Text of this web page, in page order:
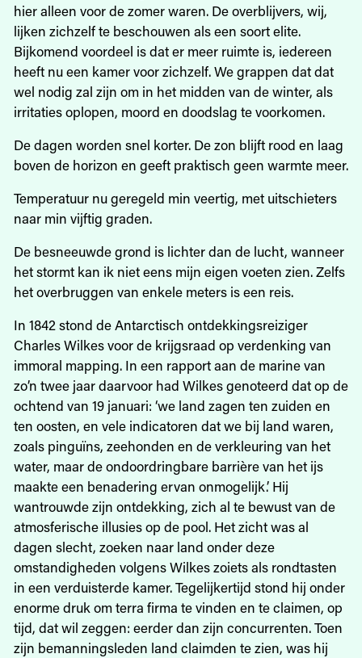
hier alleen voor de zomer waren. De overblijvers, wij,
lijken zichzelf te beschouwen als een soort elite.
Bijkomend voordeel is dat er meer ruimte is, iedereen
heeft nu een kamer voor zichzelf. We grappen dat dat
wel nodig zal zijn om in het midden van de winter, als
irritaties oplopen, moord en doodslag te voorkomen.
De dagen worden snel korter. De zon blijft rood en laag
boven de horizon en geeft praktisch geen warmte meer.
Temperatuur nu geregeld min veertig, met uitschieters
naar min vijftig graden.
De besneeuwde grond is lichter dan de lucht, wanneer
het stormt kan ik niet eens mijn eigen voeten zien. Zelfs
het overbruggen van enkele meters is een reis.
In 1842 stond de Antarctisch ontdekkingsreiziger
Charles Wilkes voor de krijgsraad op verdenking van
immoral mapping. In een rapport aan de marine van
zo’n twee jaar daarvoor had Wilkes genoteerd dat op de
ochtend van 19 januari: ‘we land zagen ten zuiden en
ten oosten, en vele indicatoren dat we bij land waren,
zoals pinguïns, zeehonden en de verkleuring van het
water, maar de ondoordringbare barrière van het ijs
maakte een benadering ervan onmogelijk.’ Hij
wantrouwde zijn ontdekking, zich al te bewust van de
atmosferische illusies op de pool. Het zicht was al
dagen slecht, zoeken naar land onder deze
omstandigheden volgens Wilkes zoiets als rondtasten
in een verduisterde kamer. Tegelijkertijd stond hij onder
enorme druk om terra firma te vinden en te claimen, op
tijd, dat wil zeggen: eerder dan zijn concurrenten. Toen
zijn bemanningsleden land claimden te zien, was hij